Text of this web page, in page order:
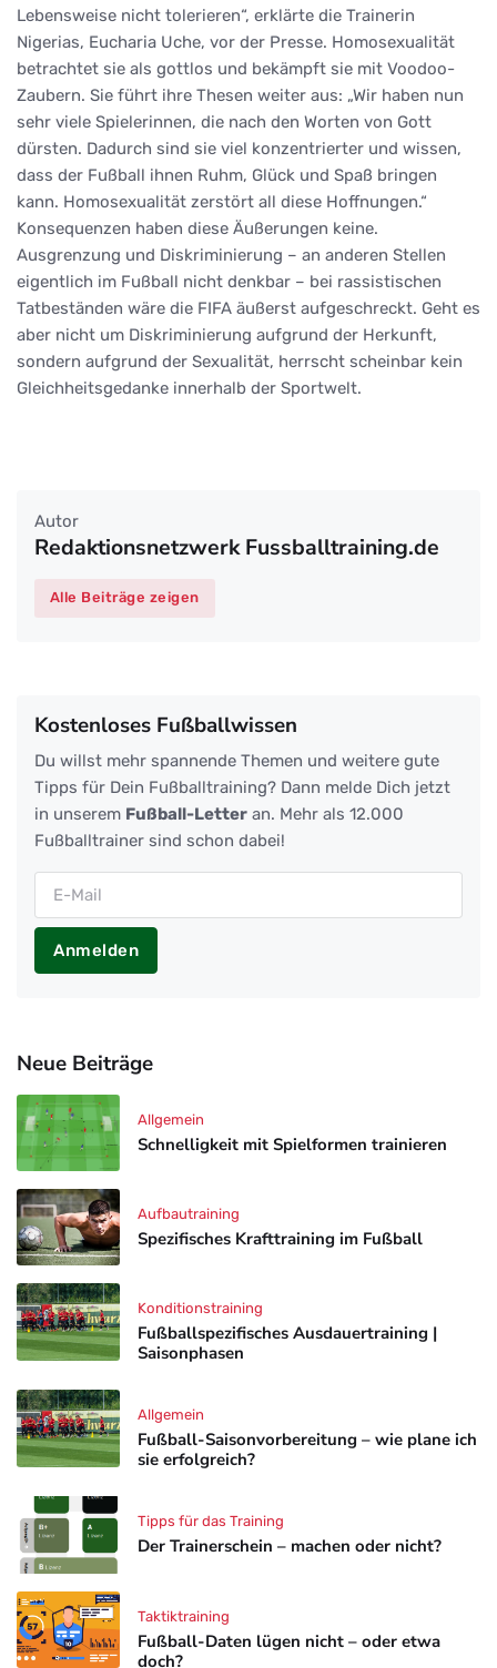
Lebensweise nicht tolerieren“, erklärte die Trainerin
Nigerias, Eucharia Uche, vor der Presse. Homosexualität
betrachtet sie als gottlos und bekämpft sie mit Voodoo-
Zaubern. Sie führt ihre Thesen weiter aus: „Wir haben nun
sehr viele Spielerinnen, die nach den Worten von Gott
dürsten. Dadurch sind sie viel konzentrierter und wissen,
dass der Fußball ihnen Ruhm, Glück und Spaß bringen
kann. Homosexualität zerstört all diese Hoffnungen.“
Konsequenzen haben diese Äußerungen keine.
Ausgrenzung und Diskriminierung – an anderen Stellen
eigentlich im Fußball nicht denkbar – bei rassistischen
Tatbeständen wäre die FIFA äußerst aufgeschreckt. Geht es
aber nicht um Diskriminierung aufgrund der Herkunft,
sondern aufgrund der Sexualität, herrscht scheinbar kein
Gleichheitsgedanke innerhalb der Sportwelt.
Autor
Redaktionsnetzwerk Fussballtraining.de
Alle Beiträge zeigen
Kostenloses Fußballwissen
Du willst mehr spannende Themen und weitere gute
Tipps für Dein Fußballtraining? Dann melde Dich jetzt
in unserem Fußball-Letter an. Mehr als 12.000
Fußballtrainer sind schon dabei!
Anmelden
Neue Beiträge
Schnelligkeit mit Spielformen trainieren
Allgemein
Spezifisches Krafttraining im Fußball
Aufbautraining
Fußballspezifisches Ausdauertraining |
Saisonphasen
Konditionstraining
Fußball-Saisonvorbereitung – wie plane ich
sie erfolgreich?
Allgemein
Der Trainerschein – machen oder nicht?
Tipps für das Training
Fußball-Daten lügen nicht – oder etwa
doch?
Taktiktraining